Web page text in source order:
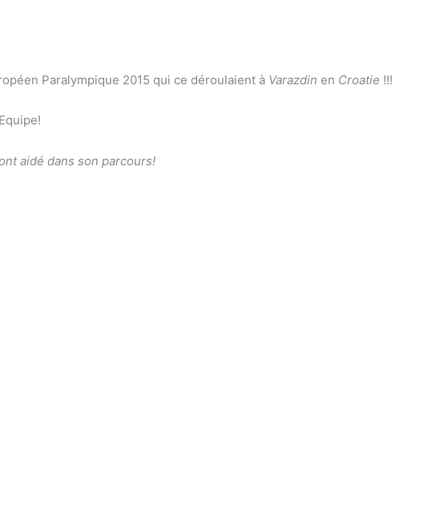
Paralympique 2015 qui ce déroulaient à Varazdin en Croatie !!!
aidé dans son parcours!